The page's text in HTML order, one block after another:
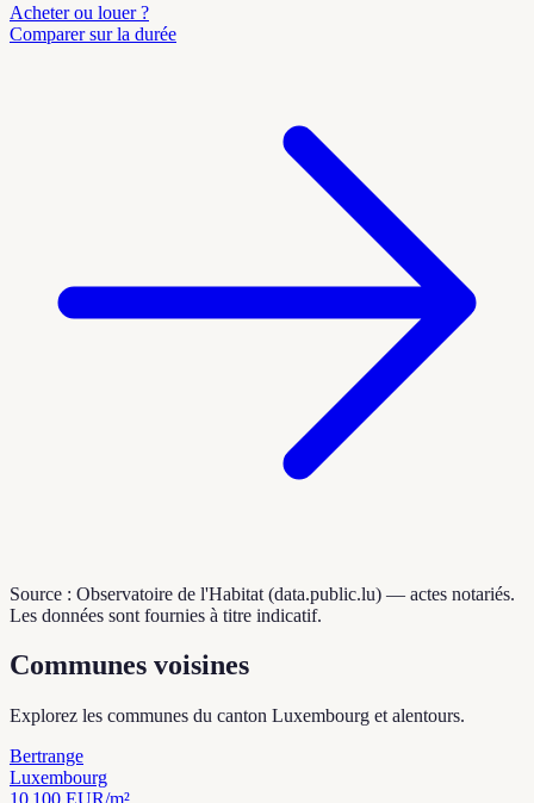
Acheter ou louer ?
Comparer sur la durée
Source : Observatoire de l'Habitat (data.public.lu) — actes notariés.
Les données sont fournies à titre indicatif.
Communes voisines
Explorez les communes du canton Luxembourg et alentours.
Bertrange
Luxembourg